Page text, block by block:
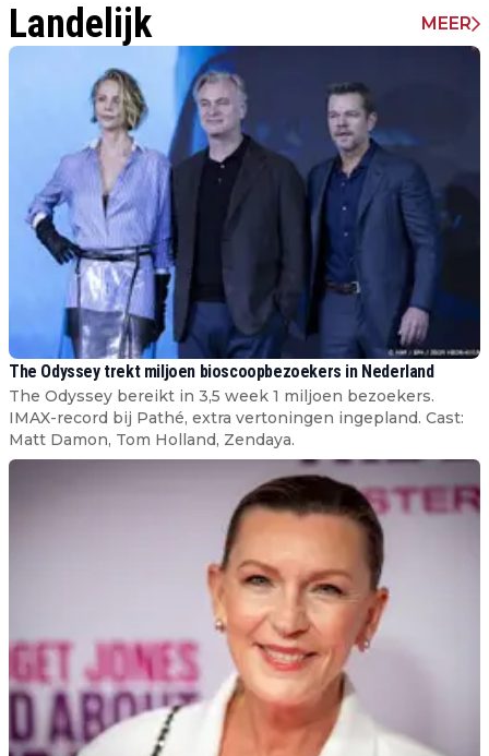
Landelijk MEER
The Odyssey trekt miljoen bioscoopbezoekers in Nederland
The Odyssey bereikt in 3,5 week 1 miljoen bezoekers.
IMAX-record bij Pathé, extra vertoningen ingepland. Cast:
Matt Damon, Tom Holland, Zendaya.